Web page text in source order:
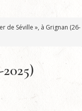
de Séville », à Grignan (26-